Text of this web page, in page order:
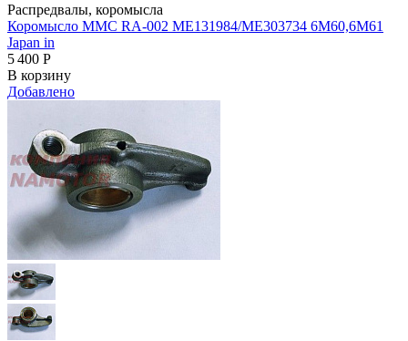
Распредвалы, коромысла
Коромысло MMC RA-002 ME131984/ME303734 6M60,6M61
Japan in
5 400 Р
В корзину
Добавлено